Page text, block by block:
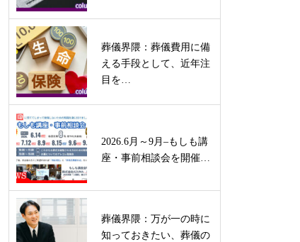
葬儀界隈：葬儀費用に備
える手段として、近年注
目を…
2026.6月～9月–もしも講
座・事前相談会を開催…
葬儀界隈：万が一の時に
知っておきたい、葬儀の